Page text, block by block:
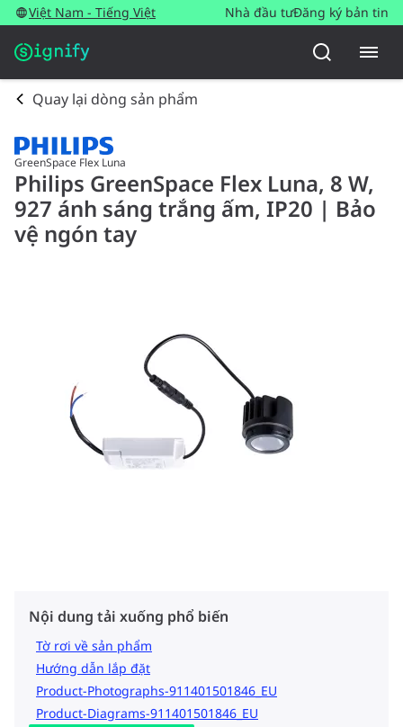
Việt Nam - Tiếng Việt Nhà đầu tưĐăng ký bản tin
Quay lại dòng sản phẩm
GreenSpace Flex Luna
Philips GreenSpace Flex Luna, 8 W,
927 ánh sáng trắng ấm, IP20 | Bảo
vệ ngón tay
Nội dung tải xuống phổ biến
Tờ rơi về sản phẩm
Hướng dẫn lắp đặt
Product-Photographs-911401501846_EU
Product-Diagrams-911401501846_EU